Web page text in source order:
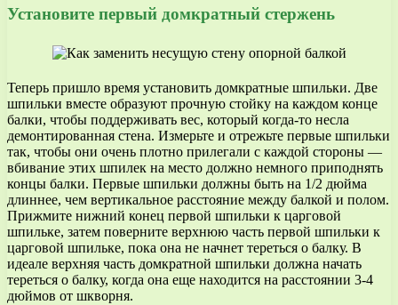
Установите первый домкратный стержень
Теперь пришло время установить домкратные шпильки. Две
шпильки вместе образуют прочную стойку на каждом конце
балки, чтобы поддерживать вес, который когда-то несла
демонтированная стена. Измерьте и отрежьте первые шпильки
так, чтобы они очень плотно прилегали с каждой стороны —
вбивание этих шпилек на место должно немного приподнять
концы балки. Первые шпильки должны быть на 1/2 дюйма
длиннее, чем вертикальное расстояние между балкой и полом.
Прижмите нижний конец первой шпильки к царговой
шпильке, затем поверните верхнюю часть первой шпильки к
царговой шпильке, пока она не начнет тереться о балку. В
идеале верхняя часть домкратной шпильки должна начать
тереться о балку, когда она еще находится на расстоянии 3-4
дюймов от шкворня.